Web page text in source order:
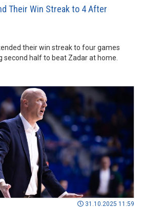
Their Win Streak to 4 After
their win streak to four games
half to beat Zadar at home.
31.10.2025 11:59